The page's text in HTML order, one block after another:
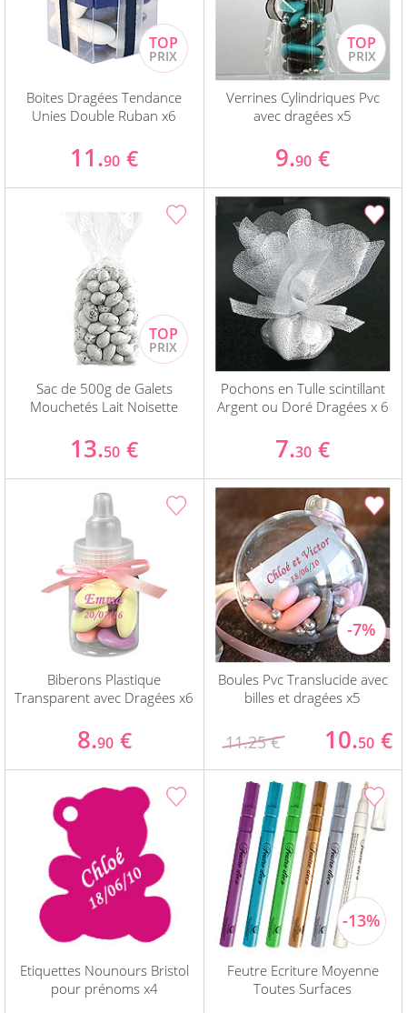
Boites Dragées Tendance
Unies Double Ruban x6
11.90 €
Verrines Cylindriques Pvc
avec dragées x5
9.90 €
Sac de 500g de Galets
Mouchetés Lait Noisette
13.50 €
Pochons en Tulle scintillant
Argent ou Doré Dragées x 6
7.30 €
Biberons Plastique
Transparent avec Dragées x6
8.90 €
Boules Pvc Translucide avec
billes et dragées x5
11.25 € 10.50 €
Etiquettes Nounours Bristol
pour prénoms x4
Feutre Ecriture Moyenne
Toutes Surfaces